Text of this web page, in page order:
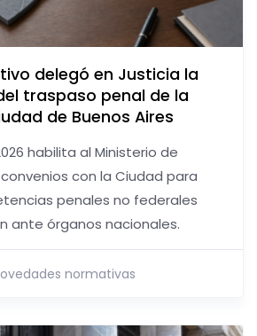
delegó en Justicia la
traspaso penal de la
de Buenos Aires
habilita al Ministerio de
con la Ciudad para
penales no federales
ante órganos nacionales.
normativas